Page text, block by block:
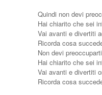
Quindi non devi
Hai chiarito che sei
Vai avanti e divertiti
Ricorda cosa
Non devi
Hai chiarito che sei
Vai avanti e divertiti
Ricorda cosa